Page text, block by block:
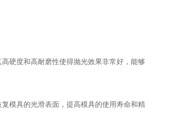
硬度和高耐磨性使得抛光效果非常好，能够
模具的光滑表面，提高模具的使用寿命和精